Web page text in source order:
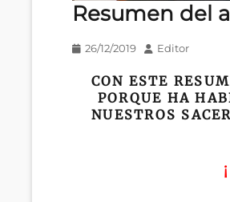
Resumen del
Publicado
26/12/2019 AutorEditor
CON ESTE
PORQUE HA
NUESTROS